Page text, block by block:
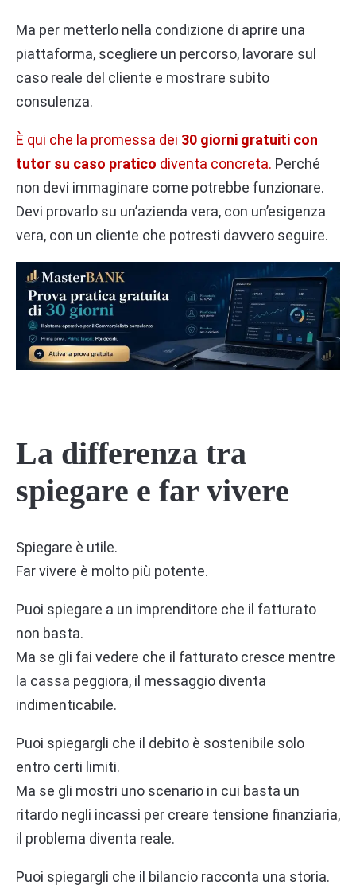
Ma per metterlo nella condizione di aprire una
piattaforma, scegliere un percorso, lavorare sul
caso reale del cliente e mostrare subito
consulenza.
È qui che la promessa dei 30 giorni gratuiti con
tutor su caso pratico diventa concreta. Perché
non devi immaginare come potrebbe funzionare.
Devi provarlo su un’azienda vera, con un’esigenza
vera, con un cliente che potresti davvero seguire.
La differenza tra
spiegare e far vivere
Spiegare è utile.
Far vivere è molto più potente.
Puoi spiegare a un imprenditore che il fatturato
non basta.
Ma se gli fai vedere che il fatturato cresce mentre
la cassa peggiora, il messaggio diventa
indimenticabile.
Puoi spiegargli che il debito è sostenibile solo
entro certi limiti.
Ma se gli mostri uno scenario in cui basta un
ritardo negli incassi per creare tensione finanziaria,
il problema diventa reale.
Puoi spiegargli che il bilancio racconta una storia.